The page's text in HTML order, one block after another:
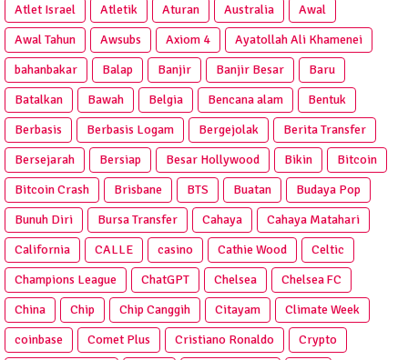
Atlet Israel
Atletik Aturan Australia
Awal
Awal Tahun
Awsubs Axiom 4
Ayatollah Ali Khamenei
bahanbakar
Balap Banjir Banjir Besar
Baru
Batalkan
Bawah Belgia Bencana alam
Bentuk
Berbasis
Berbasis Logam Bergejolak
Berita Transfer
Bersejarah
Bersiap Besar Hollywood Bikin
Bitcoin
Bitcoin Crash
Brisbane BTS Buatan
Budaya Pop
Bunuh Diri
Bursa Transfer Cahaya
Cahaya Matahari
California
CALLE casino Cathie Wood
Celtic
Champions League
ChatGPT Chelsea
Chelsea FC
China
Chip Chip Canggih Citayam
Climate Week
coinbase
Comet Plus Cristiano Ronaldo
Crypto